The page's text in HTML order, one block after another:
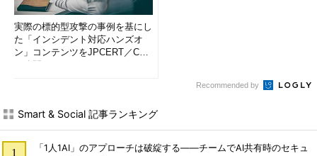
実際の標的型攻撃の事例を基にし
た「インシデント対応ハンズオ
ン」コンテンツをJPCERT／CC
Recommended by
Smart & Social 記事ランキング
「1人1AI」のアプローチは破綻する――チームでAI共有時のセキュ